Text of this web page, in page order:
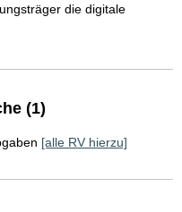
die digitale
(1)
[alle RV hierzu]